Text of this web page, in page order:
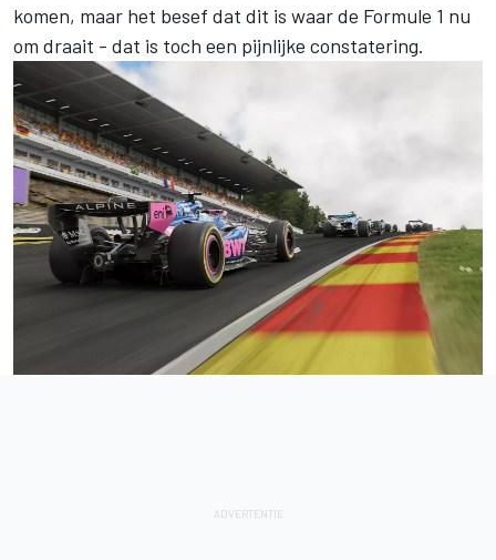
komen, maar het besef dat dit is waar de Formule 1 nu
om draait - dat is toch een pijnlijke constatering.